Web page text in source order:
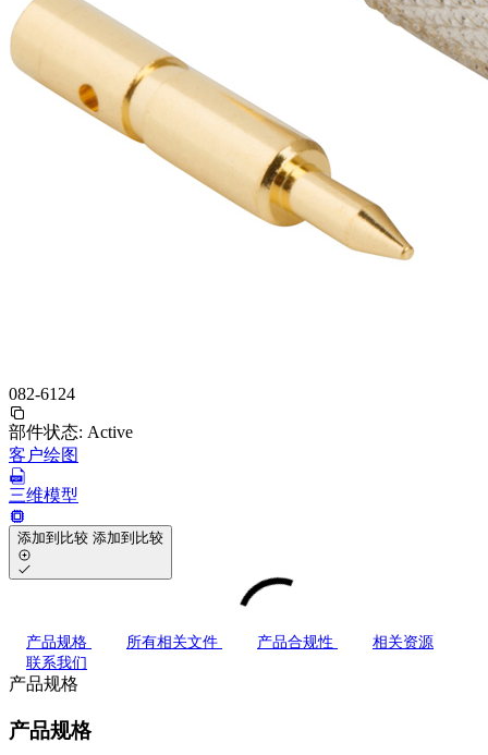
082-6124
部件状态: Active
客户绘图
三维模型
添加到比较 添加到比较
产品规格 所有相关文件 产品合规性
相关资源
联系我们
产品规格
产品规格